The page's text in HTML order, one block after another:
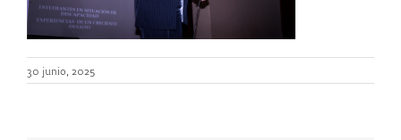
30 junio, 2025